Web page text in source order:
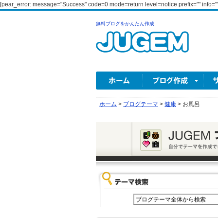
[pear_error: message="Success" code=0 mode=return level=notice prefix=""
無料ブログをかんたん作成
ホーム > ブログテーマ > 健康 > お風呂